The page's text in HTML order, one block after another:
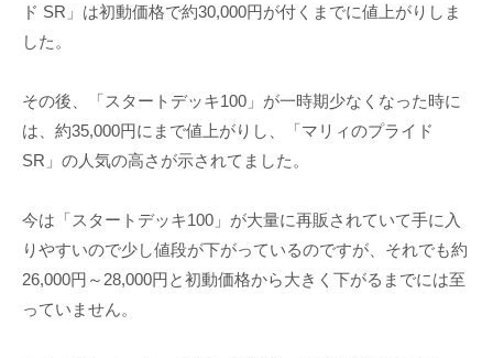
ド SR」は初動価格で約30,000円が付くまでに値上がりしま
した。
その後、「スタートデッキ100」が一時期少なくなった時に
は、約35,000円にまで値上がりし、「マリィのプライド
SR」の人気の高さが示されてました。
今は「スタートデッキ100」が大量に再販されていて手に入
りやすいので少し値段が下がっているのですが、それでも約
26,000円～28,000円と初動価格から大きく下がるまでには至
っていません。